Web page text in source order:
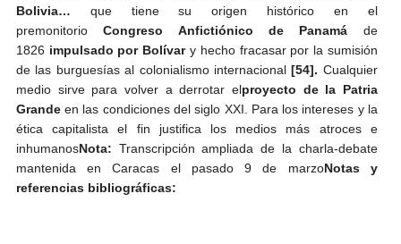
Bolivia… que tiene su origen histórico en el
premonitorioCongreso Anfictiónico de Panamá de
1826 impulsado por Bolívary hecho fracasar por la sumisión
de las burguesías al colonialismo internacional [54]. Cualquier
medio sirve para volver a derrotar elproyecto de la Patria
Grandeen las condiciones del siglo XXI. Para los intereses y la
ética capitalista el fin justifica los medios más atroces e
inhumanosNota: Transcripción ampliada de la charla-debate
mantenida en Caracas el pasado 9 de marzoNotas y
referencias bibliográficas: